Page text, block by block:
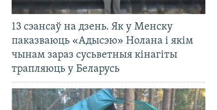
13 сэансаў на дзень. Як у Менску
паказваюць «Адысэю» Нолана і якім
чынам зараз сусьветныя кінагіты
трапляюць у Беларусь